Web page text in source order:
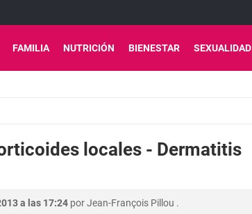
FAMILIA NUTRICIÓN BIENESTAR SEXUALIDAD
locales - Dermatitis
a las 17:24 porJean-François Pillou .